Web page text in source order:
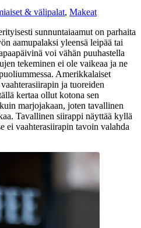
& välipalat, Makeat
sunnuntaiaamut on parhaita
aamupalaksi yleensä leipää tai
voi vähän puuhastella
tekeminen ei ole vaikeaa ja ne
Amerikkalaiset
ja tuoreiden
kertaa ollut kotona sen
marjojakaan, joten tavallinen
Tavallinen siirappi näyttää kyllä
ei vaahterasiirapin tavoin valahda